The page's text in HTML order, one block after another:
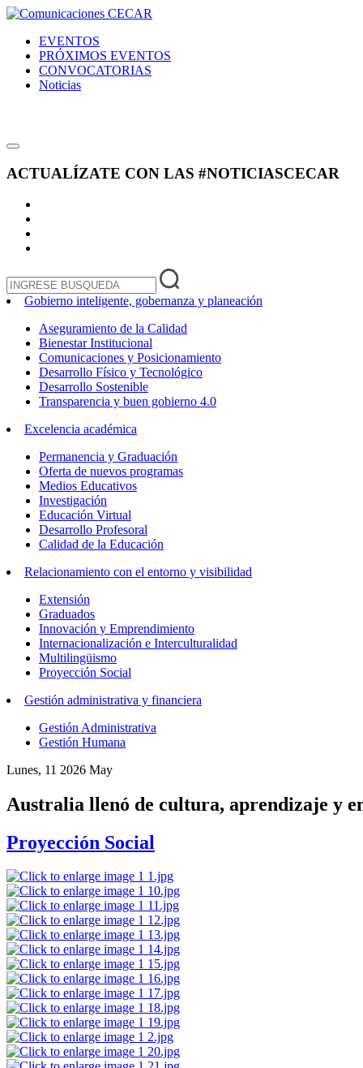
EVENTOS
PRÓXIMOS EVENTOS
CONVOCATORIAS
Noticias
ACTUALÍZATE CON LAS #NOTICIASCECAR
Gobierno inteligente, gobernanza y planeación
Aseguramiento de la Calidad
Bienestar Institucional
Comunicaciones y Posicionamiento
Desarrollo Físico y Tecnológico
Desarrollo Sostenible
Transparencia y buen gobierno 4.0
Excelencia académica
Permanencia y Graduación
Oferta de nuevos programas
Medios Educativos
Investigación
Educación Virtual
Desarrollo Profesoral
Calidad de la Educación
Relacionamiento con el entorno y visibilidad
Extensión
Graduados
Innovación y Emprendimiento
Internacionalización e Interculturalidad
Multilingüismo
Proyección Social
Gestión administrativa y financiera
Gestión Administrativa
Gestión Humana
Lunes, 11 2026 May
Australia llenó de cultura, aprendizaje y
Proyección Social